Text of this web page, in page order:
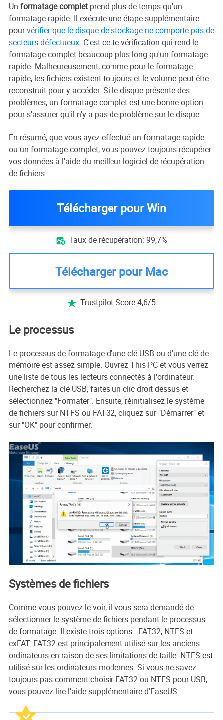
Un formatage completprend plus de temps qu'un
formatage rapide. Il exécute une étape supplémentaire
pourvérifier que le disque de stockage ne comporte pas de
secteurs défectueux. C'est cette vérification qui rend le
formatage complet beaucoup plus long qu'un formatage
rapide. Malheureusement, comme pour le formatage
rapide, les fichiers existent toujours et le volume peut être
reconstruit pour y accéder. Si le disque présente des
problèmes, un formatage complet est une bonne option
pour s'assurer qu'il n'y a pas de problème sur le disque.
En résumé, que vous ayez effectué un formatage rapide
ou un formatage complet, vous pouvez toujours récupérer
vos données à l'aide du meilleur logiciel de récupération
de fichiers.
Télécharger pour Win
 Taux de récupération: 99,7%
Télécharger pour Mac
 Trustpilot Score 4,6/5
Le processus
Le processus de formatage d'une clé USB ou d'une clé de
mémoire est assez simple. Ouvrez This PC et vous verrez
une liste de tous les lecteurs connectés à l'ordinateur.
Recherchez la clé USB, faites un clic droit dessus et
sélectionnez "Formater". Ensuite, réinitialisez le système
de fichiers sur NTFS ou FAT32, cliquez sur "Démarrer" et
sur "OK" pour confirmer.
Systèmes de fichiers
Comme vous pouvez le voir, il vous sera demandé de
sélectionner le système de fichiers pendant le processus
de formatage. Il existe trois options : FAT32, NTFS et
exFAT. FAT32 est principalement utilisé sur les anciens
ordinateurs en raison de ses limitations de taille. NTFS est
utilisé sur les ordinateurs modernes. Si vous ne savez
toujours pas comment choisir FAT32 ou NTFS pour USB,
vous pouvez lire l'aide supplémentaire d'EaseUS.